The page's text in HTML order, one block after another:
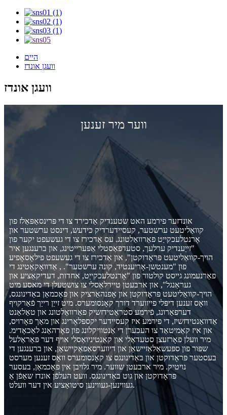
היים
וועגן אונדז
וועגן אונדז
ווער מיר זענען
אונדזער פירמע האט שטענדיק אַדכירד צו די פּרינסאַפּאַלז פון
קוואַליטעט ערשטער, קעסיידערדיק כידעש, דינסט ערשטער און
אָרנטלעכקייַט פאַרוואַלטונג. עס אַדכירז צו די געשעפט יקער פון
"זייַענדיק ערלעך, סטעדפאַסטלי אַפּערייטינג, און ברענגען איר
הויך-קוואַליטעט פּראָדוקטן", און אַדכירז צו די געשעפט פילאָסאָפיע
פון ​​"מענטשן-אָריענטיד, קונה ערשטער". , אַדוואָקאַטינג די
פאַרנעמונג גייסט קולטור פון "אָרנטלעכקייַט, אחדות, דעדיקאַציע און
געראַנגל", און ארבעטן טיירלאַסלי צו צושטעלן די מאסע מיט
הויך-קוואַליטעט פּראָדוקטן און אָפנהאַרציק און פאַכמאַן באַדינונגס,
וואָס זענען דיפּלי פייווערד דורך קאָנסומערס. מיט זייַן רייַך פֿאַרקויף
דערפאַרונג, פֿירמע סטראַטידזשיק פאַרוואַלטונג און טאַלאַנט
אַדוואַנטידזשיז, די פירמע איז קעסיידער יקספּלאָרינג און מאַך פאָרויס,
און איז קאַמיטאַד צו העכערן די אַנטוויקלונג פון פאָרהאַנג לאַכאָדימ.
מיר וועלן פאָרזעצן סטעדאַלי און קאַנטיניואַסלי אויף דער פּאַראַלעל
שפּור פון ספּעשאַלאַזיישאַן און דיווערסאַפאַקיישאַן, און ברענגען די
בעסטער פּראָדוקטן און באַדינונגס צו קאָנסומערס וואָס זענען מערסט
נויטיק. מיר ארבעטן שווער. מיר גלויבן אין פאַכמאַן, בעסער
פּראָדוקטן און גוט באַדינונגס. וועט העלפֿן אונדז שאַפֿן אַ
געווינען-געווינען סיטואַציע אין דער וועלט.